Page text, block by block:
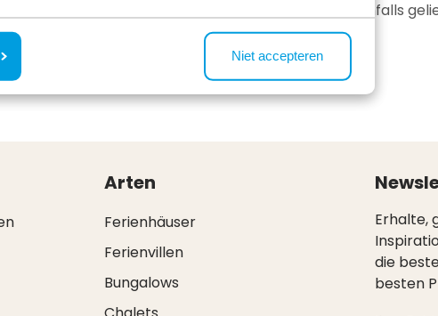
Niet accepteren
Ihrem Ferienhaus geliefert. Ein Gasgrill wird ebenfalls
Sie Ihr Grillpaket vor Mittag an der Rezeption.
Arten
Ferienhäuser
Ferienvillen
Bungalows
Erhalte,
die
besten